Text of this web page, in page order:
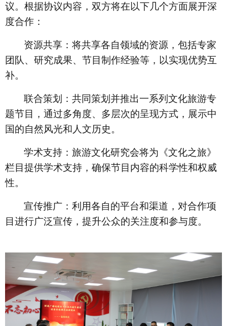
议。根据协议内容，双方将在以下几个方面展开深
度合作：
资源共享：将共享各自领域的资源，包括专家
团队、研究成果、节目制作经验等，以实现优势互
补。
联合策划：共同策划并推出一系列文化旅游专
题节目，通过多角度、多层次的呈现方式，展示中
国的自然风光和人文历史。
学术支持：旅游文化研究会将为《文化之旅》
栏目提供学术支持，确保节目内容的科学性和权威
性。
宣传推广：利用各自的平台和渠道，对合作项
目进行广泛宣传，提升公众的关注度和参与度。